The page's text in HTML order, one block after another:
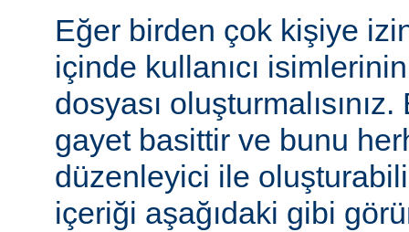
Eğer birden çok kişiye
içinde kullanıcı
dosyası
gayet basittir ve bunu
düzenleyici ile
içeriği aşağıdaki gibi